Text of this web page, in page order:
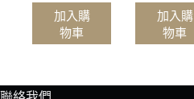
加入購
物車
加入購
物車